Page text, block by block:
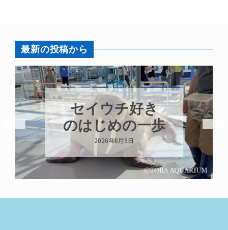
最新の投稿から
８月はカガミモ
チウニ推し
2026年8月8日